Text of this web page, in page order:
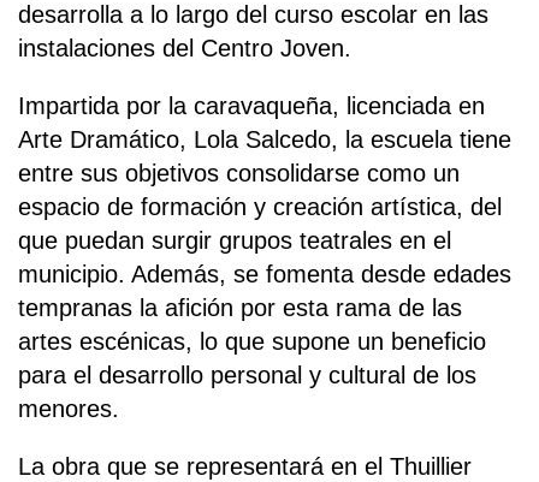
desarrolla a lo largo del curso escolar en las
instalaciones del Centro Joven.
Impartida por la caravaqueña, licenciada en
Arte Dramático, Lola Salcedo, la escuela tiene
entre sus objetivos consolidarse como un
espacio de formación y creación artística, del
que puedan surgir grupos teatrales en el
municipio. Además, se fomenta desde edades
tempranas la afición por esta rama de las
artes escénicas, lo que supone un beneficio
para el desarrollo personal y cultural de los
menores.
La obra que se representará en el Thuillier